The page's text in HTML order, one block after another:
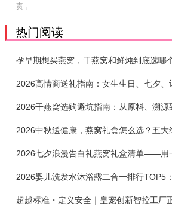
责 。
热门阅读
2026中秋送健康，燕窝礼盒怎么选？五大
2026婴儿洗发水沐浴露二合一排行TOP5
超越标准・定义安全｜皇宠创新智控工厂